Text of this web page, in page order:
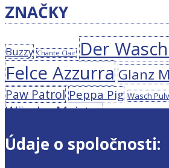
ZNAČKY
Buzzy Chante Clair
Der
Felce Azzurra Glanz
Paw Patrol Peppa Pig Wasch
Wäsche Meister
Údaje o spoločnosti: